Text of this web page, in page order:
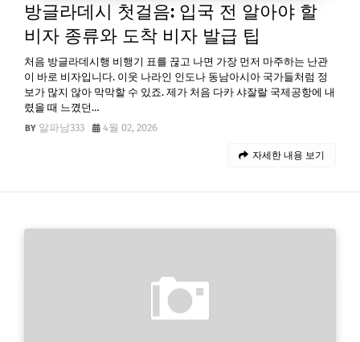
방글라데시 첫걸음: 입국 전 알아야 할
비자 종류와 도착 비자 발급 팁
처음 방글라데시행 비행기 표를 끊고 나면 가장 먼저 마주하는 난관
이 바로 비자입니다. 이웃 나라인 인도나 동남아시아 국가들처럼 정
보가 많지 않아 막막할 수 있죠. 제가 처음 다카 샤잘랄 국제공항에 내
렸을 때 느꼈던…
알파남333
4월 02, 2026
자세한 내용 보기